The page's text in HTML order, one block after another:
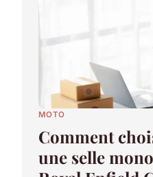
MOTO
Comment
une selle